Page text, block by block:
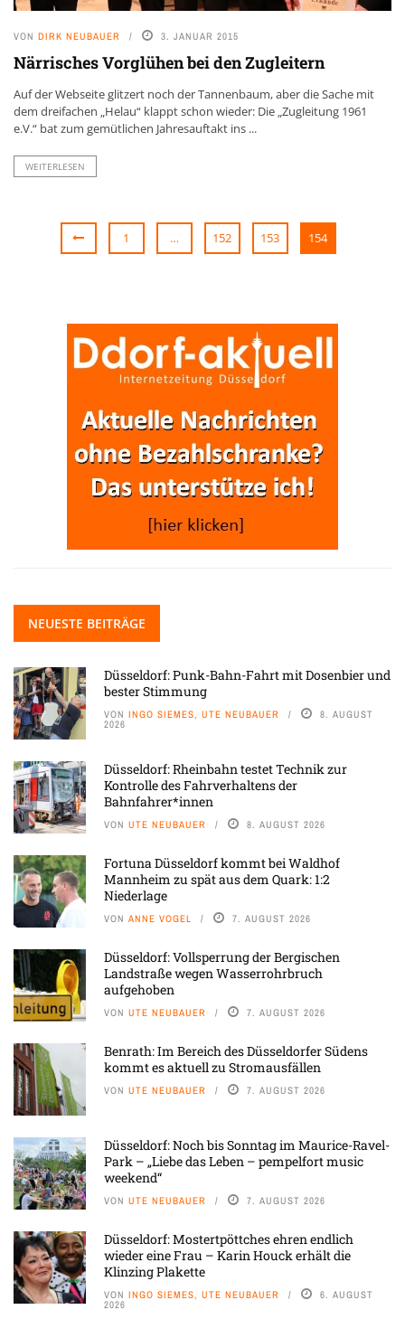
VON DIRK NEUBAUER 3. JANUAR 2015
Närrisches Vorglühen bei den Zugleitern
Auf der Webseite glitzert noch der Tannenbaum, aber die Sache mit
dem dreifachen „Helau“ klappt schon wieder: Die „Zugleitung 1961
e.V.“ bat zum gemütlichen Jahresauftakt ins ...
WEITERLESEN
1 … 152 153 154
NEUESTE BEITRÄGE
Düsseldorf: Punk-Bahn-Fahrt mit Dosenbier und
bester Stimmung
VON INGO SIEMES, UTE NEUBAUER 8. AUGUST
2026
Düsseldorf: Rheinbahn testet Technik zur
Kontrolle des Fahrverhaltens der
Bahnfahrer*innen
VON UTE NEUBAUER 8. AUGUST 2026
Fortuna Düsseldorf kommt bei Waldhof
Mannheim zu spät aus dem Quark: 1:2
Niederlage
VON ANNE VOGEL 7. AUGUST 2026
Düsseldorf: Vollsperrung der Bergischen
Landstraße wegen Wasserrohrbruch
aufgehoben
VON UTE NEUBAUER 7. AUGUST 2026
Benrath: Im Bereich des Düsseldorfer Südens
kommt es aktuell zu Stromausfällen
VON UTE NEUBAUER 7. AUGUST 2026
Düsseldorf: Noch bis Sonntag im Maurice-Ravel-
Park – „Liebe das Leben – pempelfort music
weekend“
VON UTE NEUBAUER 7. AUGUST 2026
Düsseldorf: Mostertpöttches ehren endlich
wieder eine Frau – Karin Houck erhält die
Klinzing Plakette
VON INGO SIEMES, UTE NEUBAUER 6. AUGUST
2026